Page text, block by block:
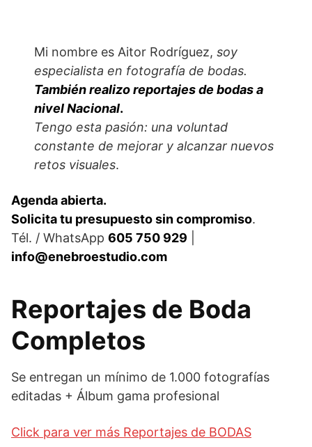
Mi nombre es Aitor Rodríguez, soy
especialista en fotografía de bodas.
También realizo reportajes de bodas a
nivel Nacional.
Tengo esta pasión: una voluntad
constante de mejorar y alcanzar nuevos
retos visuales.
Agenda abierta.
Solicita tu presupuesto sin compromiso.
Tél. / WhatsApp 605 750 929
info@enebroestudio.com
Reportajes de Boda
Completos
Se entregan un mínimo de 1.000 fotografías
editadas + Álbum gama profesional
Click para ver más Reportajes de BODAS